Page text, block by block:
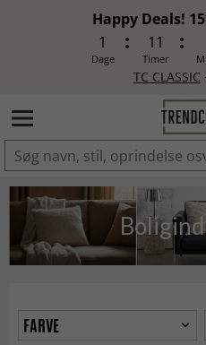
Happy Deals!
1
Dage
11
Timer
TC CLASSIC
LAGT I
FARVE